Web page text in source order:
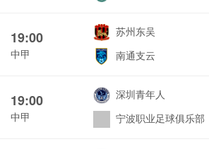
19:00
中甲
苏州东吴
南通支云
19:00
中甲
深圳青年人
宁波职业足球俱乐部